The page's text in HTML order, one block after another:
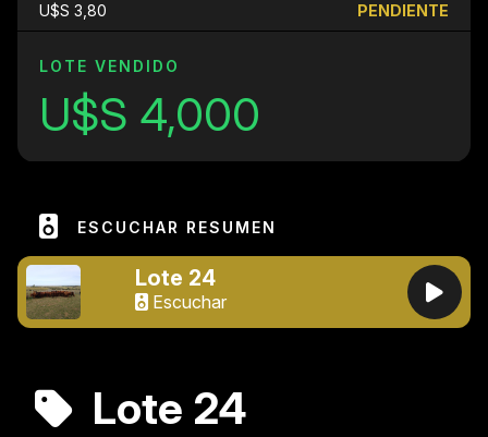
U$S 3,80 PENDIENTE
LOTE VENDIDO
U$S 4,000
ESCUCHAR RESUMEN
Lote 24
Escuchar
Lote 24